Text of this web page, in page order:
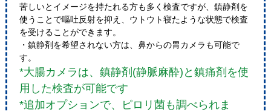
苦しいとイメージを持たれる方も多く検査ですが、鎮静剤を
使うことで嘔吐反射を抑え、ウトウト寝たような状態で検査
を受けることができます。
・鎮静剤を希望されない方は、鼻からの胃カメラも可能で
す。
*大腸カメラは、鎮静剤(静脈麻酔)と鎮痛剤を使
用した検査が可能です
*追加オプションで、ピロリ菌も調べられま